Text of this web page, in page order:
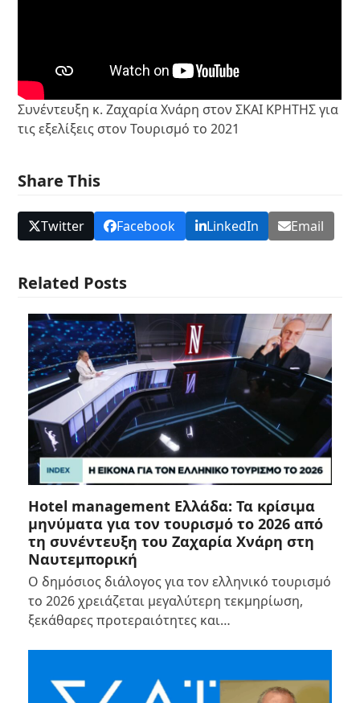
Συνέντευξη κ. Ζαχαρία Χνάρη στον ΣΚΑΙ ΚΡΗΤΗΣ για
τις εξελίξεις στον Τουρισμό το 2021
Share This
Twitter Facebook LinkedIn Email
Related Posts
Hotel management Ελλάδα: Τα κρίσιμα
μηνύματα για τον τουρισμό το 2026 από
τη συνέντευξη του Ζαχαρία Χνάρη στη
Ναυτεμπορική
Ο δημόσιος διάλογος για τον ελληνικό τουρισμό
το 2026 χρειάζεται μεγαλύτερη τεκμηρίωση,
ξεκάθαρες προτεραιότητες και…